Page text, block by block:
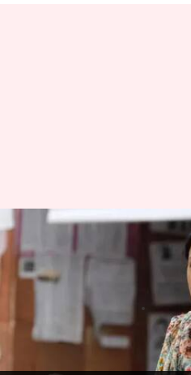
ரஷீத் மீது
Sindhuja SM Jan 10,